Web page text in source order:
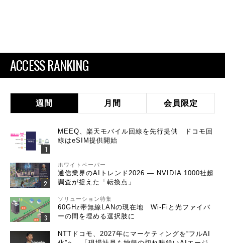
ACCESS RANKING
週間 月間 会員限定
MEEQ、楽天モバイル回線を先行提供 ドコモ回
線はeSIM提供開始
ホワイトペーパー
通信業界のAIトレンド2026 ― NVIDIA 1000社超
調査が捉えた「転換点」
ソリューション特集
60GHz帯無線LANの現在地 Wi-Fiと光ファイバ
ーの間を埋める選択肢に
NTTドコモ、2027年にマーケティングを“フルAI